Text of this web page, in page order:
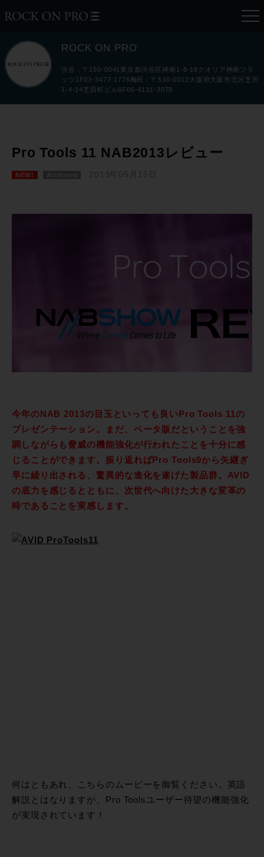
ROCK ON PRO
渋谷：〒150-0041東京都渋谷区神南1-8-18クオリア神南フラ
ッツ1F03-3477-1776梅田：〒530-0012大阪府大阪市北区芝田
1-4-14芝田町ビル6F06-6131-3078
Pro Tools 11 NAB2013レビュー
NEW! 2013年05月15日
今年のNAB 2013の目玉といっても良いPro Tools 11の
プレゼンテーション。まだ、ベータ版だということを強
調しながらも脅威の機能強化が行われたことを十分に感
じることができます。振り返ればPro Tools9から矢継ぎ
早に繰り出される、驚異的な進化を遂げた製品群。AVID
の底力を感じるとともに、次世代へ向けた大きな変革の
時であることを実感します。
何はともあれ、こちらのムービーを御覧ください。英語
解説とはなりますが、Pro Toolsユーザー待望の機能強化
が実現されています！